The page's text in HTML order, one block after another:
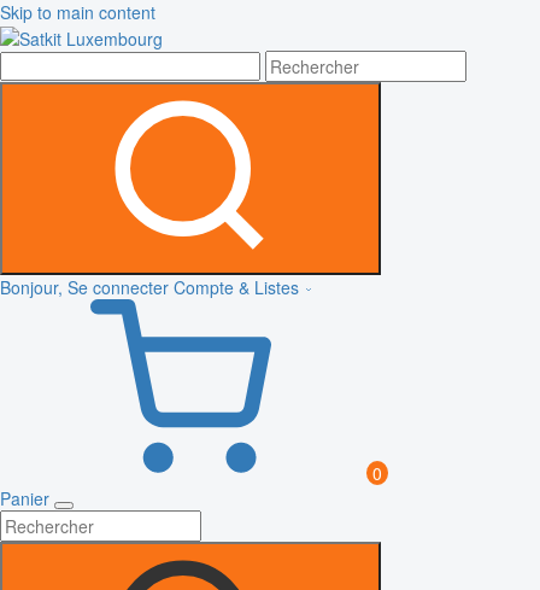
Skip to main content
Bonjour, Se connecter Compte & Listes
0
Panier